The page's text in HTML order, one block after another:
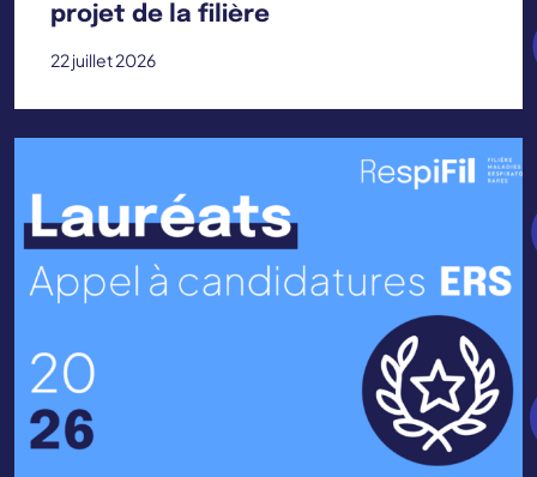
projet de la filière
22 juillet 2026